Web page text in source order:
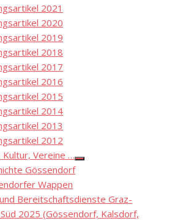
2021
2020
2019
2018
2017
2016
2015
2014
2013
2012
Kultur, Vereine …
Show
Gössendorf
Wappen
Bereitschaftsdienste Graz-
2025 (Gössendorf, Kalsdorf,